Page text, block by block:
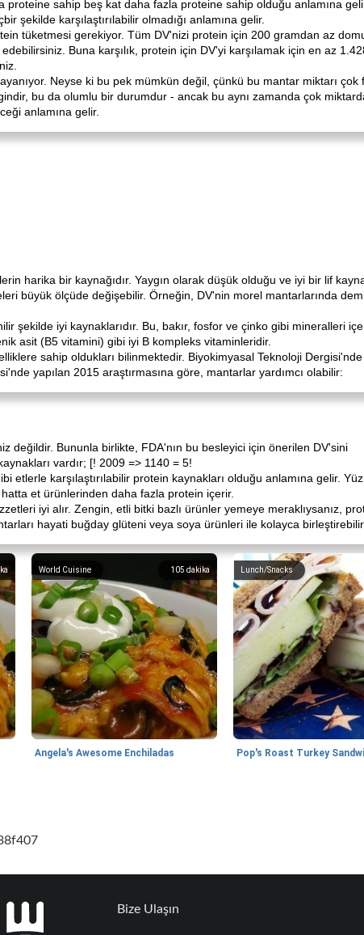
proteine ​​sahip beş kat daha fazla proteine ​​sahip olduğu anlamına
şekilde karşılaştırılabilir olmadığı anlamına gelir.
tüketmesi gerekiyor. Tüm DV'nizi protein için 200 gramdan az
Buna karşılık, protein için DV'yi karşılamak için en az
Neyse ki bu pek mümkün değil, çünkü bu mantar miktarı çok
bu da olumlu bir durumdur - ancak bu aynı zamanda çok
anlamına gelir.
harika bir kaynağıdır. Yaygın olarak düşük olduğu ve iyi bir lif
büyük ölçüde değişebilir. Örneğin, DV'nin morel mantarlarında
iyi kaynaklarıdır. Bu, bakır, fosfor ve çinko gibi mineralleri
asit (B5 vitamini) gibi iyi B kompleks vitaminleridir.
sahip oldukları bilinmektedir. Biyokimyasal Teknoloji
yapılan 2015 araştırmasına göre, mantarlar yardımcı olabilir:
değildir. Bununla birlikte, FDA'nın bu besleyici için önerilen DV'sini
vardır; [! 2009 => 1140 = 5!
karşılaştırılabilir protein kaynakları olduğu anlamına gelir.
et ürünlerinden daha fazla protein içerir.
iyi alır. Zengin, etli bitki bazlı ürünler yemeye meraklıysanız,
hayati buğday glüteni veya soya ürünleri ile kolayca
105 dakika
World Cuisine
Angela's Awesome Enchiladas
Lunch/Snacks
Pop's Roast Turkey
Bize Ulaşın